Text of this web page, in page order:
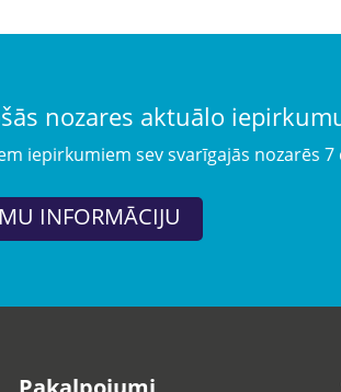
nozares aktuālo
iepirkumiem sev svarīgajās nozarēs 7
INFORMĀCIJU